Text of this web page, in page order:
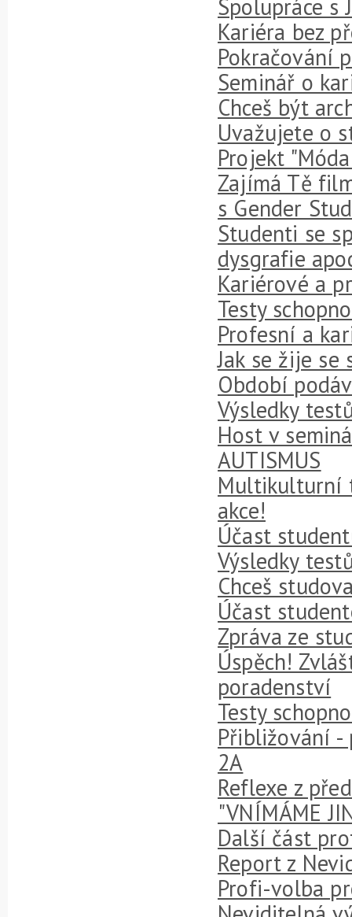
Spolupráce s
Kariéra bez
Pokračování
Seminář o
Chceš být
Uvažujete o
Projekt
Zajímá Tě
s Gender
Studenti se
dysgrafie
Kariérové a
Testy
Profesní a
Jak se žije se
Období
Výsledky
Host v
AUTISMUS
Multikulturní
akce!
Účast
Výsledky
Chceš
Účast
Zpráva ze
Úspěch!
poradenství
Testy
Přibližování -
2A
Reflexe z
"VNÍMÁME
Další část
Report z
Profi-volba